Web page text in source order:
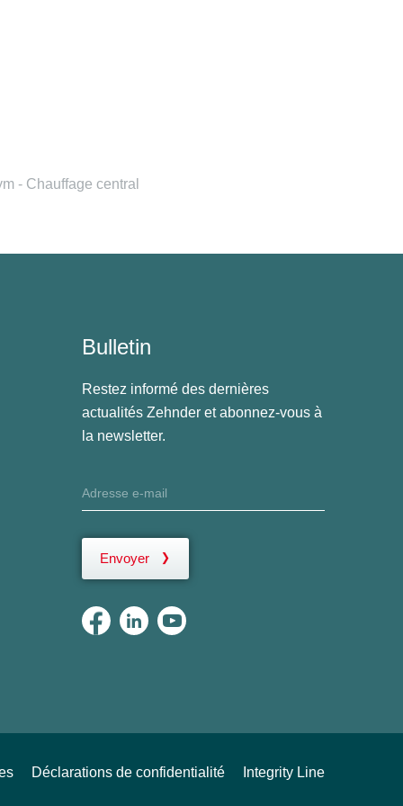
- Chauffage central
Bulletin
Restez informé des dernières
actualités Zehnder et abonnez-vous à
la newsletter.
Envoyer
Déclarations de confidentialité Integrity Line